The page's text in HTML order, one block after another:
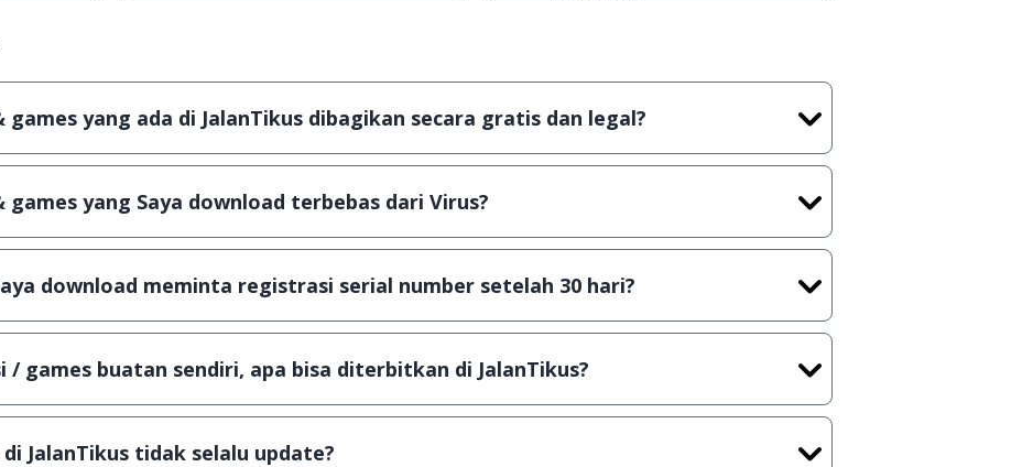
games yang ada di JalanTikus dibagikan secara gratis dan legal?
aplikasi & games yang gratis (Freeware) dan legal, dalam artian tidak (bajakan) hasil crack,
games yang Saya download terbebas dari Virus?
scanning dengan 3 jenis Antivirus (Kaspersky, AVG & Avast) sebelum menerbitkan suatu
download meminta registrasi serial number setelah 30 hari?
namun ada beberapa aplikasi & games yang dibagikan secara Shareware, dalam arti hanya
/ games buatan sendiri, apa bisa diterbitkan di JalanTikus?
email keinfo@jalantikus.comdengan menyertakan Nama Aplikasi/Games, Deskripsi serta
JalanTikus tidak selalu update?